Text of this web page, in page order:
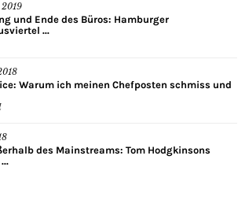
2019
und Ende des Büros: Hamburger
...
Warum ich meinen Chefposten schmiss und
des Mainstreams: Tom Hodgkinsons